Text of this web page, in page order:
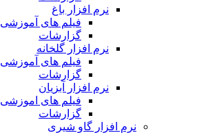
نرم افزار باغ
فیلم های آموزشی
گزارشات
نرم افزار گلخانه
فیلم های آموزشی
گزارشات
نرم افزار آبزیان
فیلم های اموزشی
گزارشات
نرم افزار گاو شیری